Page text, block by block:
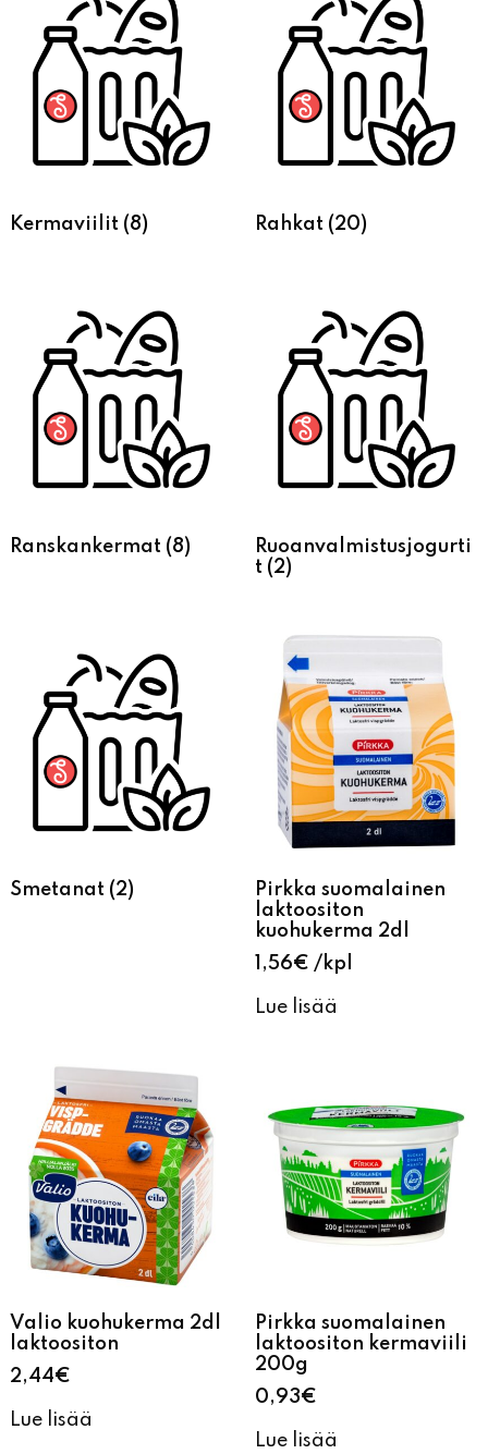
Kermaviilit (8) Rahkat (20)
Ranskankermat (8)
Ruoanvalmistusjogurti
t (2)
Smetanat (2)
Pirkka suomalainen
laktoositon
kuohukerma 2dl
1,56€ kpl
Lue lisää
Valio kuohukerma 2dl
laktoositon
2,44€
Lue lisää
Pirkka suomalainen
laktoositon kermaviili
200g
0,93€
Lue lisää